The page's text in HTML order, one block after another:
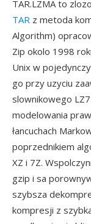
TAR.LZMA to
TAR z metoda
Algorithm)
Zip okolo 1998
Unix w
go przy uzyciu
slownikowego
modelowania
łancuchach
poprzednikiem
XZ i 7Z.
gzip i sa
szybsza
kompresji z